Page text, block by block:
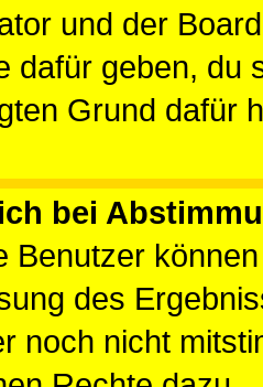
und der
dafür geben, du
Grund dafür
bei
Benutzer
des
noch nicht